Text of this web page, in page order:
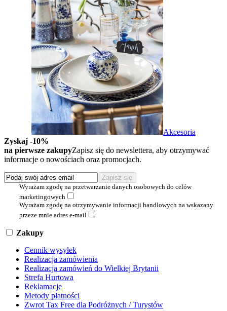
Akcesoria
Zyskaj -10%
na pierwsze zakupyZapisz się do newslettera, aby otrzymywać
informacje o nowościach oraz promocjach.
Wyrażam zgodę na przetwarzanie danych osobowych do celów
marketingowych
Wyrażam zgodę na otrzymywanie informacji handlowych na wskazany
przeze mnie adres e-mail
Zakupy
Cennik wysyłek
Realizacja zamówienia
Realizacja zamówień do Wielkiej Brytanii
Strefa Hurtowa
Reklamacje
Metody płatności
Zwrot Tax Free dla Podróżnych / Turystów